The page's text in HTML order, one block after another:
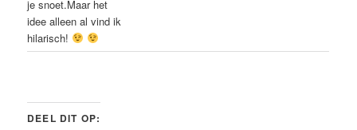
je snoet.Maar het
idee alleen al vind ik
hilarisch!
DEEL DIT OP: